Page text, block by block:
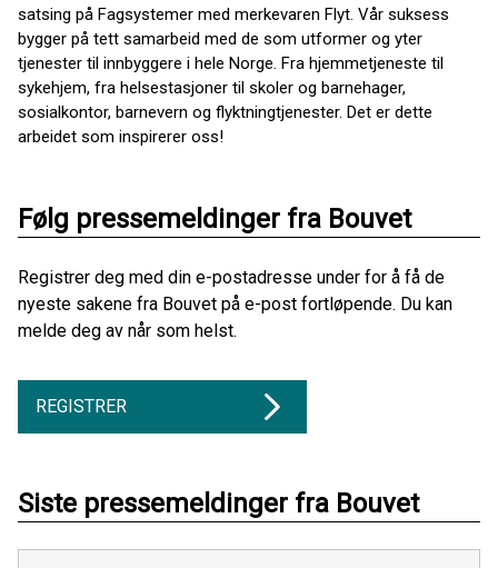
satsing på Fagsystemer med merkevaren Flyt. Vår suksess
bygger på tett samarbeid med de som utformer og yter
tjenester til innbyggere i hele Norge. Fra hjemmetjeneste til
sykehjem, fra helsestasjoner til skoler og barnehager,
sosialkontor, barnevern og flyktningtjenester. Det er dette
arbeidet som inspirerer oss!
Følg pressemeldinger fra Bouvet
Registrer deg med din e-postadresse under for å få de
nyeste sakene fra Bouvet på e-post fortløpende. Du kan
melde deg av når som helst.
REGISTRER
Siste pressemeldinger fra Bouvet